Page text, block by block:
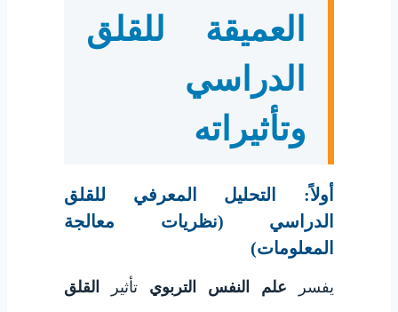
العميقة للقلق
الدراسي
وتأثيراته
أولاً: التحليل المعرفي للقلق
الدراسي (نظريات معالجة
المعلومات)
يفسر علم النفس التربوي تأثير
القلق